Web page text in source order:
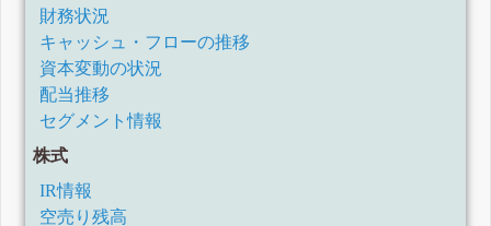
財務状況
キャッシュ・フローの推移
資本変動の状況
配当推移
セグメント情報
株式
IR情報
空売り残高